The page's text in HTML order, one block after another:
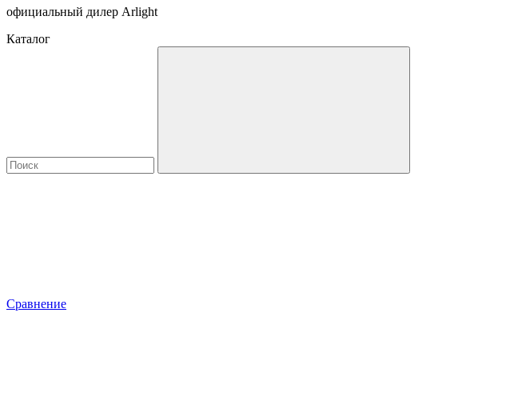
официальный дилер Arlight
Каталог
Сравнение